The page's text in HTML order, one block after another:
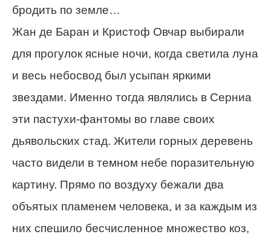
бродить по земле…
Жан де Баран и Кристоф Овчар выбирали
для прогулок ясные ночи, когда светила луна
и весь небосвод был усыпан яркими
звездами. Именно тогда являлись в Серниa
эти пастухи-фантомы во главе своих
дьявольских стад. Жители горных деревень
часто видели в темном небе поразительную
картину. Прямо по воздуху бежали два
объятых пламенем человека, и за каждым из
них спешило бесчисленное множество коз,